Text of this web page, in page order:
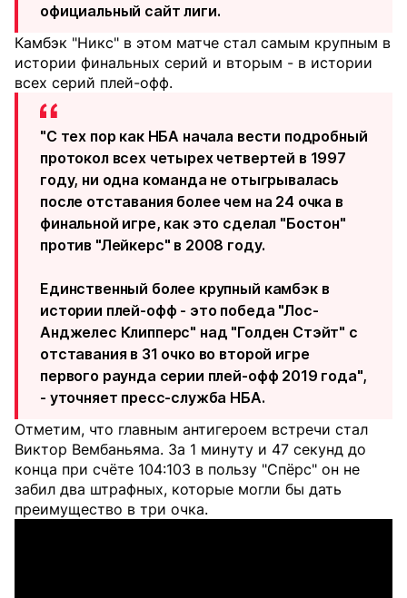
официальный сайт лиги.
Камбэк "Никс" в этом матче стал самым крупным в
истории финальных серий и вторым - в истории
всех серий плей-офф.
"С тех пор как НБА начала вести подробный
протокол всех четырех четвертей в 1997
году, ни одна команда не отыгрывалась
после отставания более чем на 24 очка в
финальной игре, как это сделал "Бостон"
против "Лейкерс" в 2008 году.
Единственный более крупный камбэк в
истории плей-офф - это победа "Лос-
Анджелес Клипперс" над "Голден Стэйт" с
отставания в 31 очко во второй игре
первого раунда серии плей-офф 2019 года",
- уточняет пресс-служба НБА.
Отметим, что главным антигероем встречи стал
Виктор Вембаньяма. За 1 минуту и 47 секунд до
конца при счёте 104:103 в пользу "Спёрс" он не
забил два штрафных, которые могли бы дать
преимущество в три очка.